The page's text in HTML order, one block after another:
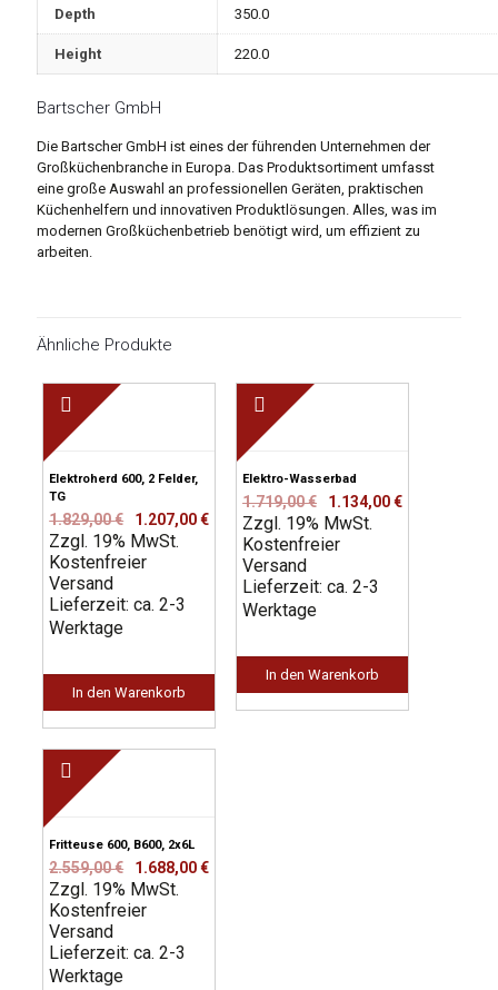
Depth 350.0
Height 220.0
Bartscher GmbH
Die Bartscher GmbH ist eines der führenden Unternehmen der
Großküchenbranche in Europa. Das Produktsortiment umfasst
eine große Auswahl an professionellen Geräten, praktischen
Küchenhelfern und innovativen Produktlösungen. Alles, was im
modernen Großküchenbetrieb benötigt wird, um effizient zu
arbeiten.
Ähnliche Produkte
Elektroherd 600, 2 Felder,
TG
1.829,00€Ursprünglicher
Preis
war:
1.207,00€
Aktueller
Preis
ist:
Zzgl. 19% MwSt.
Kostenfreier
Versand
Lieferzeit: ca. 2-3
Werktage
In den Warenkorb
Elektro-Wasserbad
1.719,00€Ursprünglicher
Preis
war:
1.134,00€
Aktueller
Preis
ist:
Zzgl. 19% MwSt.
Kostenfreier
Versand
Lieferzeit: ca. 2-3
Werktage
In den Warenkorb
Fritteuse 600, B600, 2x6L
2.559,00€Ursprünglicher
Preis
war:
1.688,00€
Aktueller
Preis
ist:
Zzgl. 19% MwSt.
Kostenfreier
Versand
Lieferzeit: ca. 2-3
Werktage